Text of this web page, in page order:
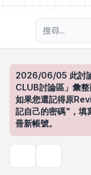
2026/06/05 此討
CLUB討論區」彙整
如果您還記得原
記自己的密碼"，填
冊新帳號。